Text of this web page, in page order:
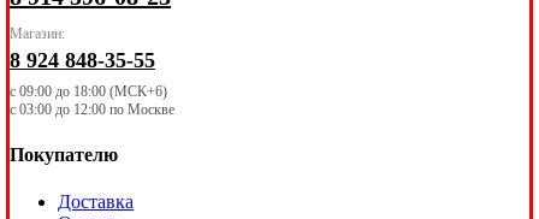
Магазин:
8 924 848-35-55
с 09:00 до 18:00 (МСК+6)
с 03:00 до 12:00 по Москве
Покупателю
Доставка